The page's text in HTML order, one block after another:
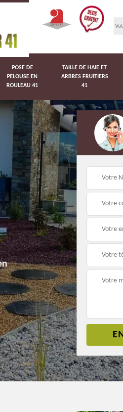
POSE DE
PELOUSE EN
ROULEAU 41
TAILLE DE HAIE ET
ARBRES FRUITIERS
41
Pose de clôture 41